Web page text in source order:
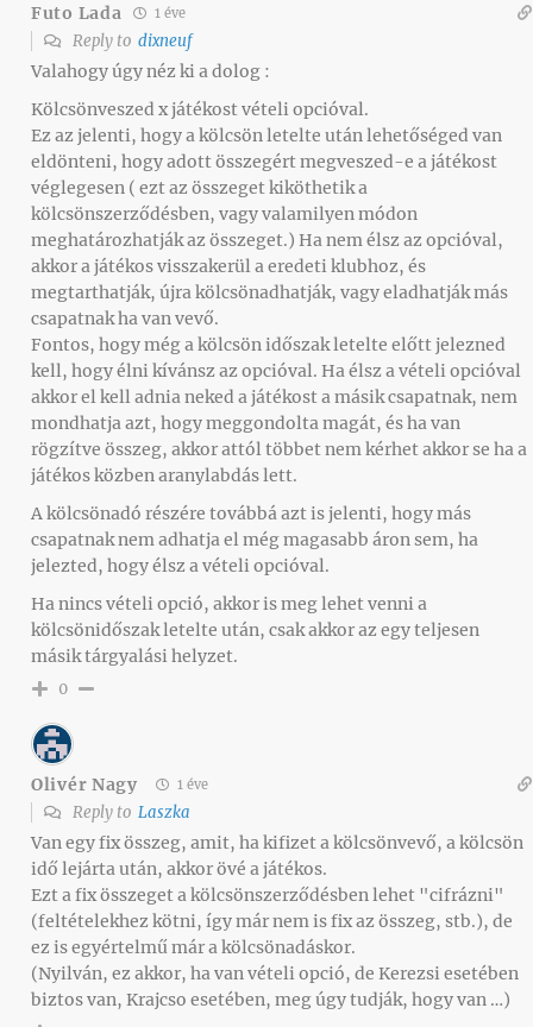
Futo Lada 1 éve
Reply to dixneuf
Valahogy úgy néz ki a dolog :
Kölcsönveszed x játékost vételi opcióval.
Ez az jelenti, hogy a kölcsön letelte után lehetőséged van
eldönteni, hogy adott összegért megveszed-e a játékost
véglegesen ( ezt az összeget kiköthetik a
kölcsönszerződésben, vagy valamilyen módon
meghatározhatják az összeget.) Ha nem élsz az opcióval,
akkor a játékos visszakerül a eredeti klubhoz, és
megtarthatják, újra kölcsönadhatják, vagy eladhatják más
csapatnak ha van vevő.
Fontos, hogy még a kölcsön időszak letelte előtt jelezned
kell, hogy élni kívánsz az opcióval. Ha élsz a vételi opcióval
akkor el kell adnia neked a játékost a másik csapatnak, nem
mondhatja azt, hogy meggondolta magát, és ha van
rögzítve összeg, akkor attól többet nem kérhet akkor se ha a
játékos közben aranylabdás lett.
A kölcsönadó részére továbbá azt is jelenti, hogy más
csapatnak nem adhatja el még magasabb áron sem, ha
jelezted, hogy élsz a vételi opcióval.
Ha nincs vételi opció, akkor is meg lehet venni a
kölcsönidőszak letelte után, csak akkor az egy teljesen
másik tárgyalási helyzet.
0
Olivér Nagy 1 éve
Reply to Laszka
Van egy fix összeg, amit, ha kifizet a kölcsönvevő, a kölcsön
idő lejárta után, akkor övé a játékos.
Ezt a fix összeget a kölcsönszerződésben lehet "cifrázni"
(feltételekhez kötni, így már nem is fix az összeg, stb.), de
ez is egyértelmű már a kölcsönadáskor.
(Nyilván, ez akkor, ha van vételi opció, de Kerezsi esetében
biztos van, Krajcso esetében, meg úgy tudják, hogy van …)